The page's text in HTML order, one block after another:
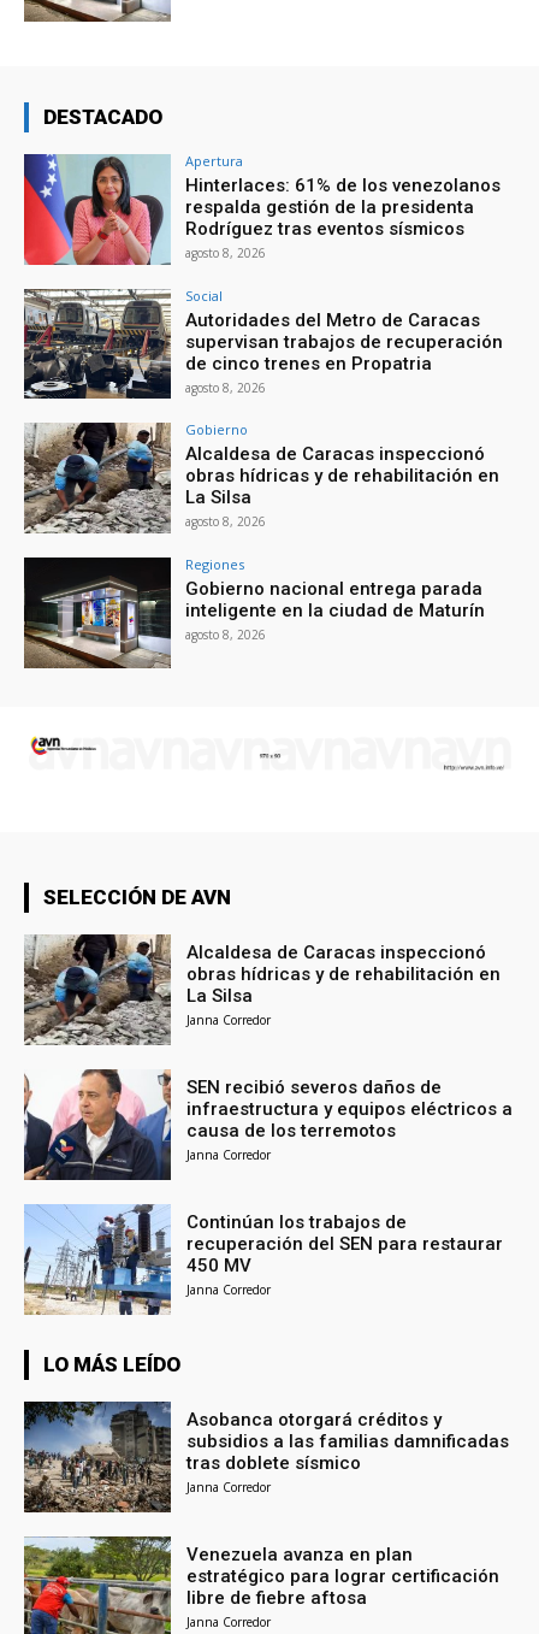
DESTACADO
Apertura
Hinterlaces: 61% de los venezolanos
respalda gestión de la presidenta
Rodríguez tras eventos sísmicos
agosto 8, 2026
Social
Autoridades del Metro de Caracas
supervisan trabajos de recuperación
de cinco trenes en Propatria
agosto 8, 2026
Gobierno
Alcaldesa de Caracas inspeccionó
obras hídricas y de rehabilitación en
La Silsa
agosto 8, 2026
Regiones
Gobierno nacional entrega parada
inteligente en la ciudad de Maturín
agosto 8, 2026
SELECCIÓN DE AVN
Alcaldesa de Caracas inspeccionó
obras hídricas y de rehabilitación en
La Silsa
Janna Corredor
SEN recibió severos daños de
infraestructura y equipos eléctricos a
causa de los terremotos
Janna Corredor
Continúan los trabajos de
recuperación del SEN para restaurar
450 MV
Janna Corredor
LO MÁS LEÍDO
Asobanca otorgará créditos y
subsidios a las familias damnificadas
tras doblete sísmico
Janna Corredor
Venezuela avanza en plan
estratégico para lograr certificación
libre de fiebre aftosa
Janna Corredor